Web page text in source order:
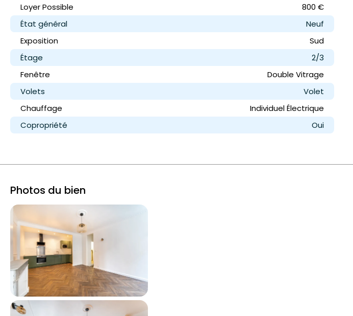
LoyerPossible
800 €
État général
Neuf
Exposition
Sud
Étage
2/3
Fenêtre
Double Vitrage
Volets
Volet
Chauffage
Individuel Électrique
Copropriété
Oui
Photos du bien